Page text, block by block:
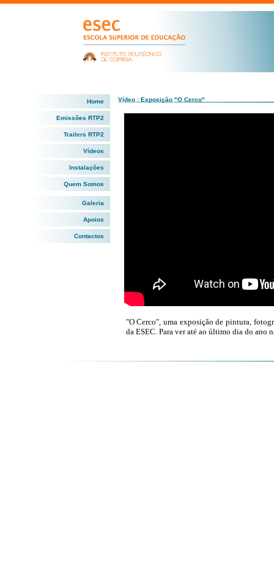
Home
Emissões RTP2
Trailers RTP2
Vídeos
Instalações
Quem Somos
Galeria
Apoios
Contactos
Vídeo : Exposição "O Cerco"
"O Cerco", uma exposição de pintura,
da ESEC. Para ver até ao último dia do ano